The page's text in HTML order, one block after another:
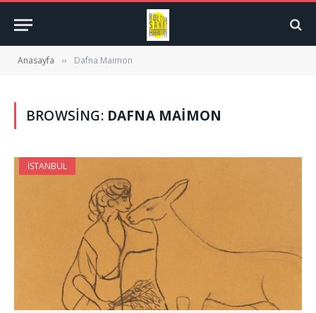
Anasayfa » Dafna Maimon
BROWSING: DAFNA MAIMON
İSTANBUL